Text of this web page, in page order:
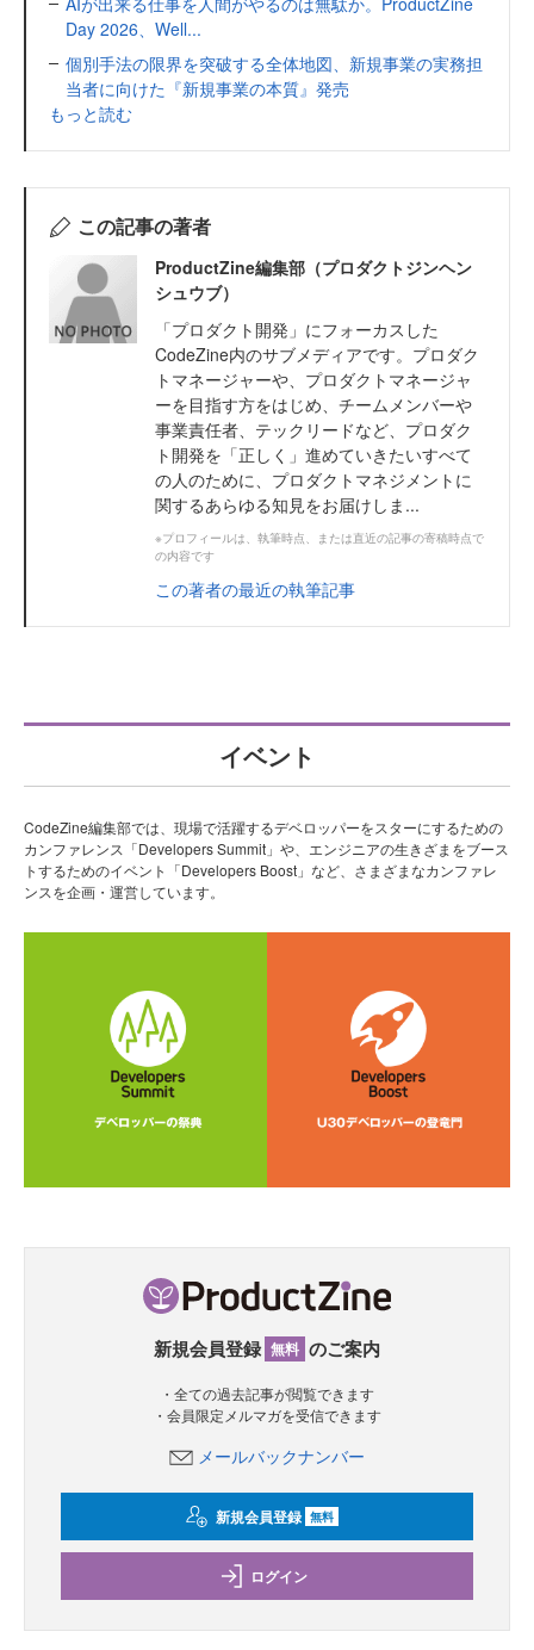
Day 2026、Well...
個別手法の限界を突破する全体地図、新規事業の実務担
当者に向けた『新規事業の本質』発売
もっと読む
この記事の著者
ProductZine編集部（プロダクトジンヘン
シュウブ）
「プロダクト開発」にフォーカスした
CodeZine内のサブメディアです。プロダク
トマネージャーや、プロダクトマネージャ
ーを目指す方をはじめ、チームメンバーや
事業責任者、テックリードなど、プロダク
ト開発を「正しく」進めていきたいすべて
の人のために、プロダクトマネジメントに
関するあらゆる知見をお届けしま...
※プロフィールは、執筆時点、または直近の記事の寄稿時点で
の内容です
この著者の最近の執筆記事
イベント
CodeZine編集部では、現場で活躍するデベロッパーをスターにするための
カンファレンス「Developers Summit」や、エンジニアの生きざまをブース
トするためのイベント「Developers Boost」など、さまざまなカンファレ
ンスを企画・運営しています。
新規会員登録 無料 のご案内
・全ての過去記事が閲覧できます
・会員限定メルマガを受信できます
メールバックナンバー
新規会員登録 無料
ログイン